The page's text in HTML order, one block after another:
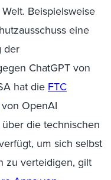
Beispielsweise
eine
der
ChatGPT von
hat die FTC
von OpenAI
über die technischen
um sich selbst
zu verteidigen, gilt